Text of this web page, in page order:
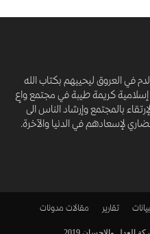
في العروق ليحييهم بكتاب الله
كريمة طيبة في مجتمع واعٍ
بالمجتمع وإرشاد الناس الى
لإسعادهم في الدنيا والآخرة.
تقارير مقالات مدونات